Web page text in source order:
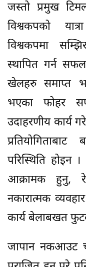
जस्तो प्रमुख
विश्वकपको
विश्वकपमा
स्थापित गर्न
खेलहरु समाप्त
भएका फोहर
उदाहरणीय कार्य
परिस्थिति होइन
आक्रामक हुनु,
नकारात्मक
कार्य बेलाबखत
जापान नकआउट